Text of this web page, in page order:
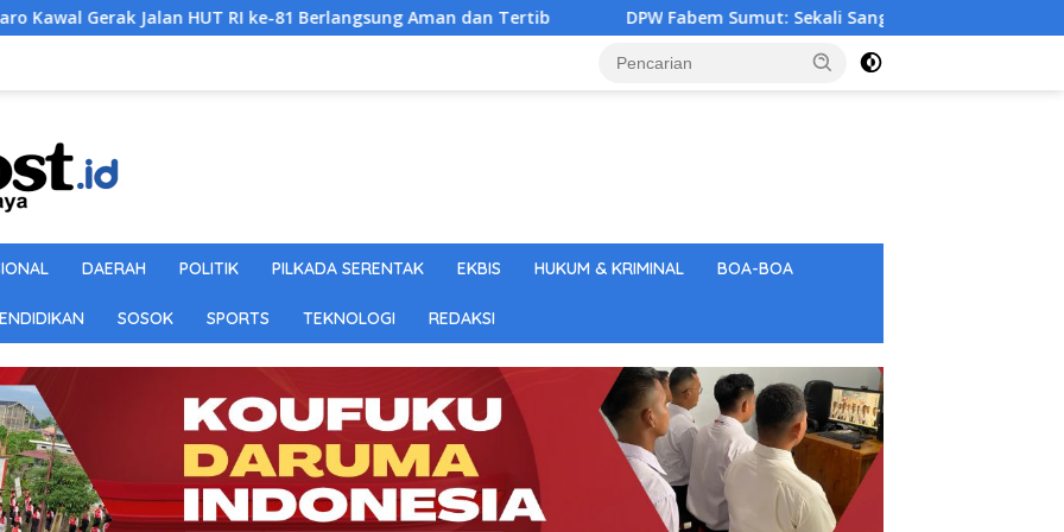
HUT RI ke-81 Berlangsung Aman dan Tertib DPW Fabem Sumut: Sekali Sang Saka Merah Putih Berkibar, Tunjukkan
DAERAH POLITIK PILKADA SERENTAK EKBIS HUKUM & KRIMINAL BOA-BOA
SOSOK SPORTS TEKNOLOGI REDAKSI